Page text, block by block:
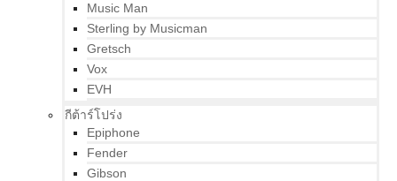
Music Man
Sterling by Musicman
Gretsch
Vox
EVH
กีต้าร์โปร่ง
Epiphone
Fender
Gibson